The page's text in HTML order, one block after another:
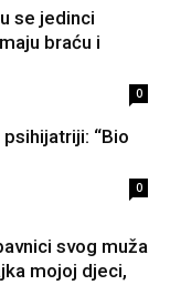
se jedinci
braću i
0
“Bio
0
svog muža
mojoj djeci,